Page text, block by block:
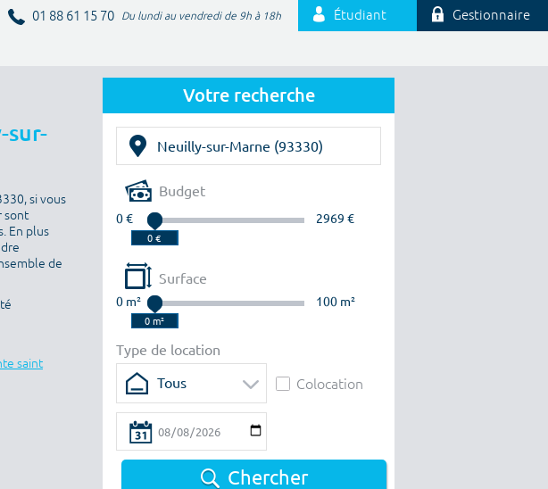
01 88 61 15 70 Du lundi au vendredi de 9h à 18h Étudiant Gestionnaire
Votre recherche
Budget
0 € 2969 €
Surface
0 m² 100 m²
Type de location
Tous
Colocation
Chercher
sur-
si vous
sont
En plus
de
saint